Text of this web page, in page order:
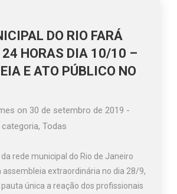
DO RIO FARÁ
24 HORAS DIA 10/10 –
E ATO PÚBLICO NO
on 30 de setembro de 2019 -
categoria,Todas
rede municipal do Rio de Janeiro
extraordinária no dia 28/9,
única a reação dos profissionais